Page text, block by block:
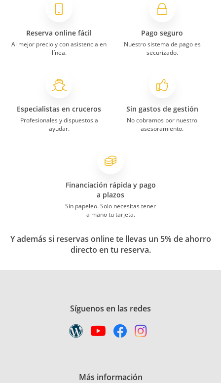
Reserva online fácil
Al mejor precio y con asistencia en
línea.
Pago seguro
Nuestro sistema de pago es
securizado.
Especialistas en cruceros
Profesionales y dispuestos a
ayudar.
Sin gastos de gestión
No cobramos por nuestro
asesoramiento.
Financiación rápida y pago
a plazos
Sin papeleo. Solo necesitas tener
a mano tu tarjeta.
Y además si reservas online te llevas un 5% de ahorro
directo en tu reserva.
Síguenos en las redes
Más información